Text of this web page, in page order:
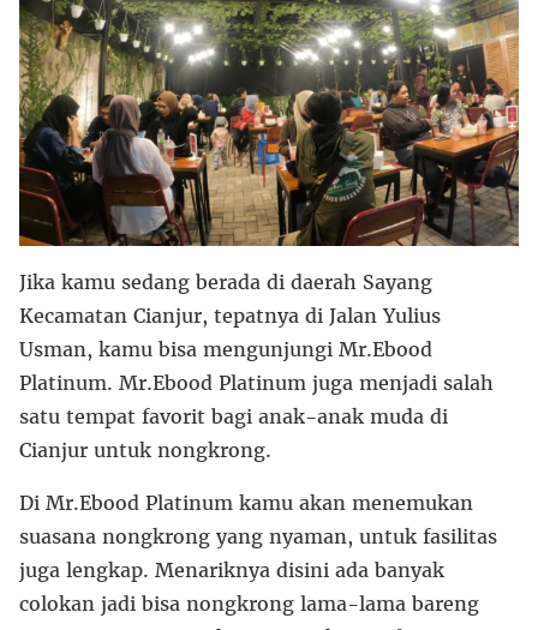
Jika kamu sedang berada di daerah Sayang
Kecamatan Cianjur, tepatnya di Jalan Yulius
Usman, kamu bisa mengunjungi Mr.Ebood
Platinum. Mr.Ebood Platinum juga menjadi salah
satu tempat favorit bagi anak-anak muda di
Cianjur untuk nongkrong.
Di Mr.Ebood Platinum kamu akan menemukan
suasana nongkrong yang nyaman, untuk fasilitas
juga lengkap. Menariknya disini ada banyak
colokan jadi bisa nongkrong lama-lama bareng